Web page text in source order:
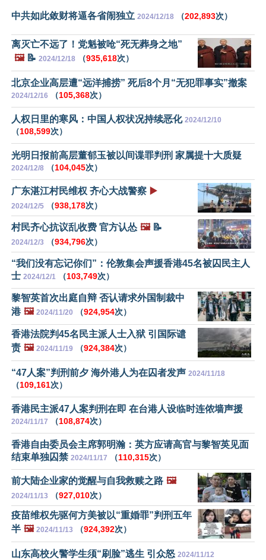
中共如此敛财将逼各省闹独立 2024/12/18 （202,893次）
离灭亡不远了！党魁被呛“死无葬身之地”
🖼️📝 2024/12/18 （935,618次）
北京企业高层遭“远洋捕捞” 死后8个月“无犯罪事实”撤案
2024/12/16 （105,368次）
人权日里的寒风：中国人权状况持续恶化 2024/12/10
（108,599次）
光明日报前高层董郁玉被以间谍罪判刑 家属提十大质疑
2024/12/8 （104,045次）
广东湛江村民维权 齐心大战警察 ▶️
2024/12/5 （938,178次）
村民齐心抗议乱收费 官方认怂 🖼️📝
2024/12/3 （934,796次）
“我们没有忘记你们”：伦敦集会声援香港45名被囚民主人
士 2024/12/1 （103,749次）
黎智英首次出庭自辩 否认请求外国制裁中
港 🖼️ 2024/11/20 （924,954次）
香港法院判45名民主派人士入狱 引国际谴
责 🖼️ 2024/11/19 （924,384次）
“47人案”判刑前夕 海外港人为在囚者发声 2024/11/18
（109,161次）
香港民主派47人案判刑在即 在台港人设临时连侬墙声援
2024/11/17 （108,874次）
香港自由委员会主席郭明瀚：英方应请高官与黎智英见面
结束单独囚禁 2024/11/17 （110,315次）
前大陆企业家的觉醒与自我救赎之路 🖼️
2024/11/13 （927,010次）
疫苗维权先驱何方美被以“重婚罪”判刑五年
半 🖼️ 2024/11/13 （924,392次）
山东高校火警学生须“刷脸”逃生 引众怒 2024/11/12